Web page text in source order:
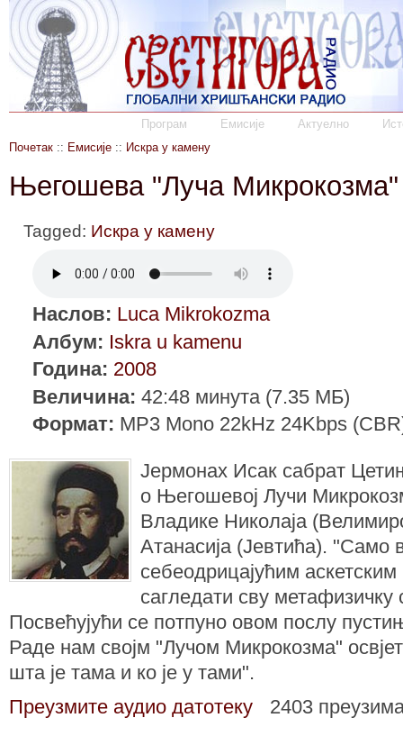
Програм Емисије Актуелно
Почетак :: Емисије :: Искра у камену
Његошева "Луча Микрокозма"
Tagged: Искра у камену
Наслов: Luca Mikrokozma
Албум: Iskra u kamenu
Година: 2008
Величина: 42:48 минута (7.35 МБ)
Формат: MP3 Mono 22kHz 24Kbps
Јермонах Исак сабрат
о Његошевој Лучи
Владике Николаја
Атанасија (Јевтића). "Само
себеодрицајућим
сагледати сву метафизичку
Посвећујући се потпуно овом послу
Раде нам својм "Лучом Микрокозма"
шта је тама и ко је у тами".
Преузмите аудио датотеку
2403